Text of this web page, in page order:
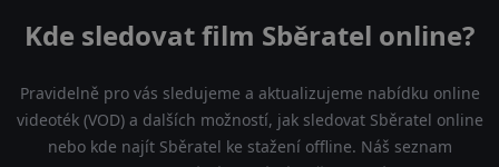
Kde sledovat film Sběratel online?
Pravidelně pro vás sledujeme a aktualizujeme nabídku online
videoték (VOD) a dalších možností, jak sledovat Sběratel online
nebo kde najít Sběratel ke stažení offline. Náš seznam